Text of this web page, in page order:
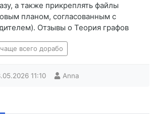
а также прикреплять файлы
планом, согласованным с
Отзывы о Теория графов
всего дорабо
11:10 Anna